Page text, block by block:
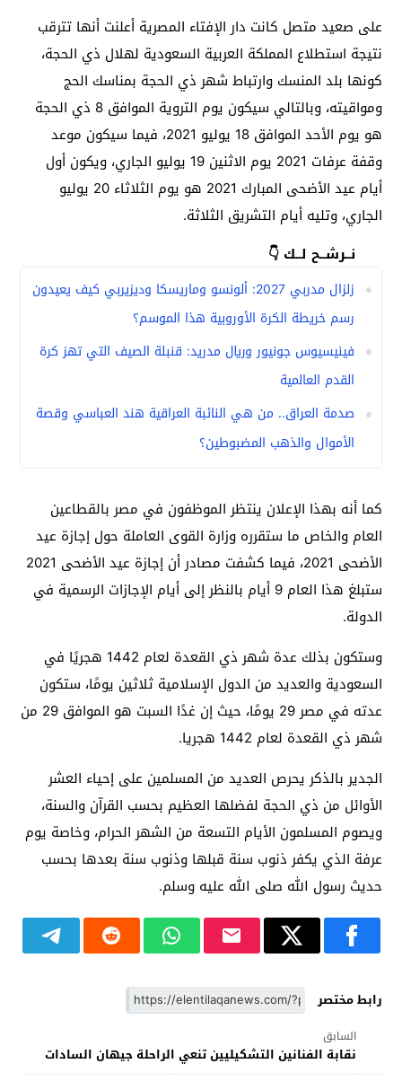
على صعيد متصل كانت دار الإفتاء المصرية أعلنت أنها تترقب
نتيجة استطلاع المملكة العربية السعودية لهلال ذي الحجة،
كونها بلد المنسك وارتباط شهر ذي الحجة بمناسك الحج
ومواقيته، وبالتالي سيكون يوم التروية الموافق 8 ذي الحجة
هو يوم الأحد الموافق 18 يوليو 2021، فيما سيكون موعد
وقفة عرفات 2021 يوم الاثنين 19 يوليو الجاري، ويكون أول
أيام عيد الأضحى المبارك 2021 هو يوم الثلاثاء 20 يوليو
الجاري، وتليه أيام التشريق الثلاثة.
نــرشــح لــك 👇
زلزال مدربي 2027: ألونسو وماريسكا وديزيربي كيف يعيدون
رسم خريطة الكرة الأوروبية هذا الموسم؟
فينيسيوس جونيور وريال مدريد: قنبلة الصيف التي تهز كرة
القدم العالمية
صدمة العراق.. من هي النائبة العراقية هند العباسي وقصة
الأموال والذهب المضبوطين؟
كما أنه بهذا الإعلان ينتظر الموظفون في مصر بالقطاعين
العام والخاص ما ستقرره وزارة القوى العاملة حول إجازة عيد
الأضحى 2021، فيما كشفت مصادر أن إجازة عيد الأضحى 2021
ستبلغ هذا العام 9 أيام بالنظر إلى أيام الإجازات الرسمية في
الدولة.
وستكون بذلك عدة شهر ذي القعدة لعام 1442 هجريًا في
السعودية والعديد من الدول الإسلامية ثلاثين يومًا، ستكون
عدته في مصر 29 يومًا، حيث إن غدًا السبت هو الموافق 29 من
شهر ذي القعدة لعام 1442 هجريا.
الجدير بالذكر يحرص العديد من المسلمين على إحياء العشر
الأوائل من ذي الحجة لفضلها العظيم بحسب القرآن والسنة،
ويصوم المسلمون الأيام التسعة من الشهر الحرام، وخاصة يوم
عرفة الذي يكفر ذنوب سنة قبلها وذنوب سنة بعدها بحسب
حديث رسول الله صلى الله عليه وسلم.
رابط مختصر
السابق
نقابة الفنانين التشكيليين تنعي الراحلة جيهان السادات